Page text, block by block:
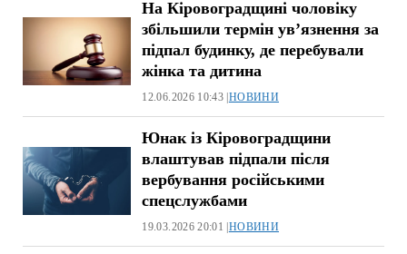
На Кіровоградщині чоловіку
збільшили термін ув’язнення за
підпал будинку, де перебували
жінка та дитина
12.06.2026 10:43 |НОВИНИ
Юнак із Кіровоградщини
влаштував підпали після
вербування російськими
спецслужбами
19.03.2026 20:01 |НОВИНИ